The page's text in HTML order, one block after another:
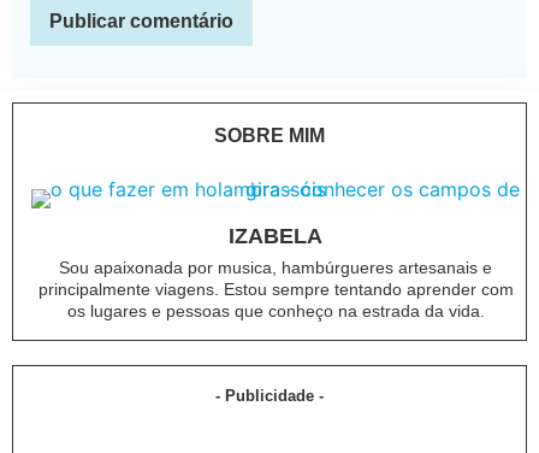
SOBRE MIM
IZABELA
Sou apaixonada por musica, hambúrgueres artesanais e
principalmente viagens. Estou sempre tentando aprender com
os lugares e pessoas que conheço na estrada da vida.
- Publicidade -